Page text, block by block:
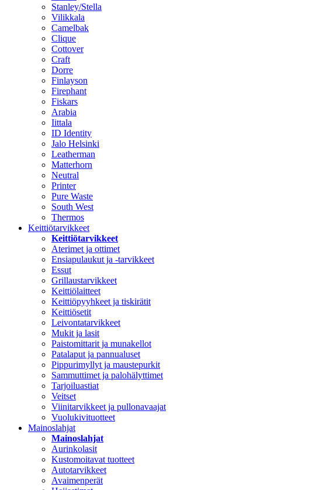
Stanley/Stella
Vilikkala
Camelbak
Clique
Cottover
Craft
Dorre
Finlayson
Firephant
Fiskars
Arabia
Iittala
ID Identity
Jalo Helsinki
Leatherman
Matterhorn
Neutral
Printer
Pure Waste
South West
Thermos
Keittiötarvikkeet
Keittiötarvikkeet
Aterimet ja ottimet
Ensiapulaukut ja -tarvikkeet
Essut
Grillaustarvikkeet
Keittiölaitteet
Keittiöpyyhkeet ja tiskirätit
Keittiösetit
Leivontatarvikkeet
Mukit ja lasit
Paistomittarit ja munakellot
Patalaput ja pannualuset
Pippurimyllyt ja maustepurkit
Sammuttimet ja palohälyttimet
Tarjoiluastiat
Veitset
Viinitarvikkeet ja pullonavaajat
Vuolukivituotteet
Mainoslahjat
Mainoslahjat
Aurinkolasit
Kustomoitavat tuotteet
Autotarvikkeet
Avaimenperät